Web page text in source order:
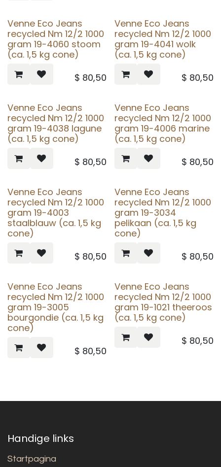
Venne Eco Jeans
recycled Nm 12/2 1000
gram 19-4060 stoom
(ca. 1,5 kg cone)
$ 80,50
Venne Eco Jeans
recycled Nm 12/2 1000
gram 19-4041 wolk
(ca. 1,5 kg cone)
$ 80,50
Venne Eco Jeans
recycled Nm 12/2 1000
gram 19-4038 lagune
(ca. 1,5 kg cone)
$ 80,50
Venne Eco Jeans
recycled Nm 12/2 1000
gram 19-4006 marine
(ca. 1,5 kg cone)
$ 80,50
Venne Eco Jeans
recycled Nm 12/2 1000
gram 19-4003
staalblauw (ca. 1,5 kg
cone)
$ 80,50
Venne Eco Jeans
recycled Nm 12/2 1000
gram 19-3034
pelikaan (ca. 1,5 kg
cone)
$ 80,50
Venne Eco Jeans
recycled Nm 12/2 1000
gram 19-3005
bourgondie (ca. 1,5 kg
cone)
$ 80,50
Venne Eco Jeans
recycled Nm 12/2 1000
gram 19-1021 theeroos
(ca. 1,5 kg cone)
$ 80,50
Handige links
Startpagina